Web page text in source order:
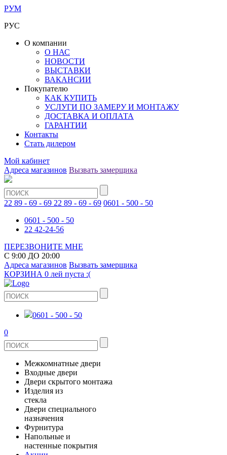
РУМ
РУС
О компании
О НАС
НОВОСТИ
ВЫСТАВКИ
ВАКАНСИИ
Покупателю
КАК КУПИТЬ
УСЛУГИ ПО ЗАМЕРУ И МОНТАЖУ
ДОСТАВКА И ОПЛАТА
ГАРАНТИИ
Контакты
Стать дилером
Мой кабинет
Адреса магазинов Вызвать замерщика
22 89 - 69 - 69 22 89 - 69 - 69 0601 - 500 - 50
0601 - 500 - 50
22 42-24-56
ПЕРЕЗВОНИТЕ МНЕ
С 9:00 ДО 20:00
Адреса магазинов Вызвать замерщика
КОРЗИНА 0 лей пуста :(
0601 - 500 - 50
0
Межкомнатные двери
ШПОНИРОВАНЫЕ
ЭКОШПОН
ИЗ МАССИВА СОСНЫ
Входные двери
МЕТАЛЛИЧЕСКИЕ ДВЕРИ
В КВАРТИРУ
ДЛЯ ДОМА
Двери скрытого монтажа
СТЕКЛЯННЫЕ
ЗЕРКАЛЬНЫЕ
Изделия из
стекла
ДВЕРИ
ДУШЕВЫЕ КАБИНЫ И ПЕРЕГОРОДКИ
Двери специального
назначения
ПРОТИВОПОЖАРНЫЕ
Фурнитура
ДВЕРНЫЕ РУЧКИ
Напольные и
настенные покрытия